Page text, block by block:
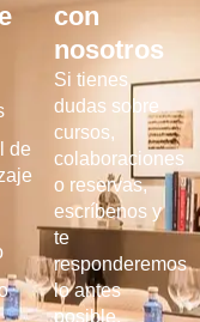
de
con
nosotros
Si tienes
dudas sobre
cursos,
colaboraciones
o reservas,
escríbenos y
te
responderemos
lo antes
posible.